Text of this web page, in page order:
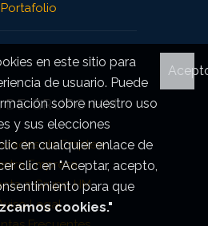
Portafolio
DE GRUPO HM
de Empleo
Empresa
a Grupo HM
Legal
en este sitio para
de usuario. Puede
sobre nuestro uso
y sus elecciones
en cualquier enlace de
clic en "Aceptar, acepto,
para que
cookies."